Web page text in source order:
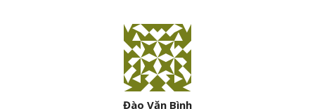
Đào Văn Bình